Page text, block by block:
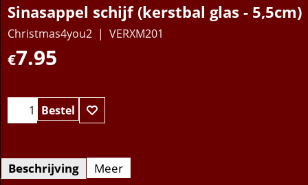
Sinasappel schijf (kerstbal glas - 5,5cm)
Christmas4you2 VERXM201
€7.95
Bestel
Beschrijving Meer